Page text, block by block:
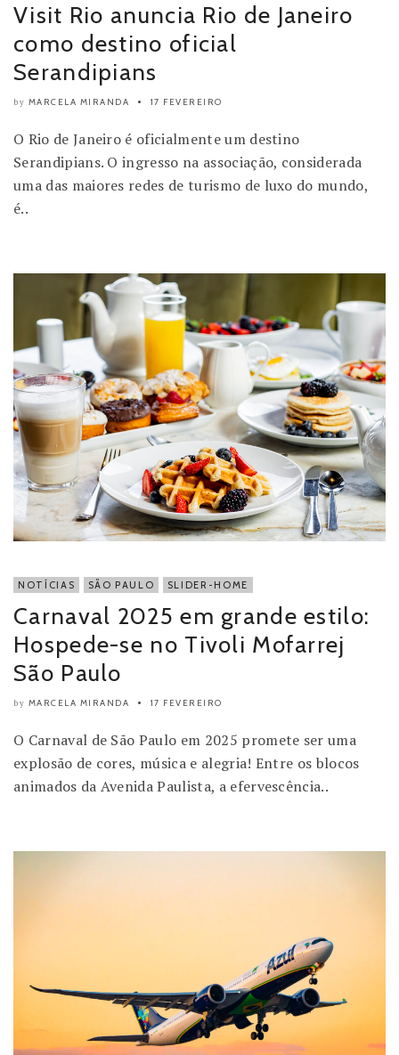
Visit Rio anuncia Rio de Janeiro
como destino oficial
Serandipians
by MARCELA MIRANDA 17 FEVEREIRO
O Rio de Janeiro é oficialmente um destino
Serandipians. O ingresso na associação, considerada
uma das maiores redes de turismo de luxo do mundo,
é..
NOTÍCIAS SÃO PAULO SLIDER-HOME
Carnaval 2025 em grande estilo:
Hospede-se no Tivoli Mofarrej
São Paulo
by MARCELA MIRANDA 17 FEVEREIRO
O Carnaval de São Paulo em 2025 promete ser uma
explosão de cores, música e alegria! Entre os blocos
animados da Avenida Paulista, a efervescência..